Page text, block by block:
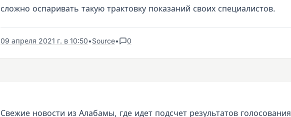
сложно оспаривать такую трактовку показаний своих специалистов.
09 апреля 2021 г. в 10:50•Source• 0
Свежие новости из Алабамы, где идет подсчет результатов голосования